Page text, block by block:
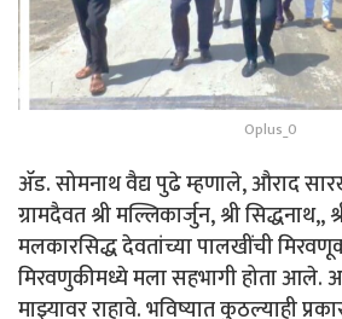
Oplus_0
ॲड. सोमनाथ वैद्य पुढे म्हणाले, औराद
ग्रामदैवत श्री मल्लिकार्जुन, श्री सिद्धनाथ,,
मलकारसिद्ध देवतांच्या पालखींची
मिरवणुकीमध्ये मला सहभागी होता आले.
माझ्यावर राहावे. भविष्यात कुठल्याही